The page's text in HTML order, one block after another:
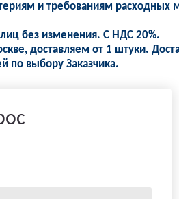
и требованиям расходных
без изменения. С НДС 20%.
доставляем от 1 штуки.
по выбору Заказчика.